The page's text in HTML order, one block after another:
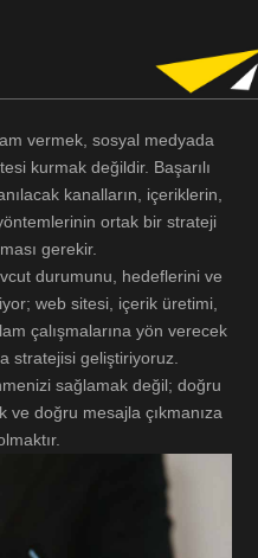
vermek, sosyal medyada
kurmak değildir. Başarılı
kanalların, içeriklerin,
ortak bir strateji
gerekir.
durumunu, hedeflerini ve
web sitesi, içerik üretimi,
çalışmalarına yön verecek
stratejisi geliştiriyoruz.
sağlamak değil; doğru
ve doğru mesajla çıkmanıza